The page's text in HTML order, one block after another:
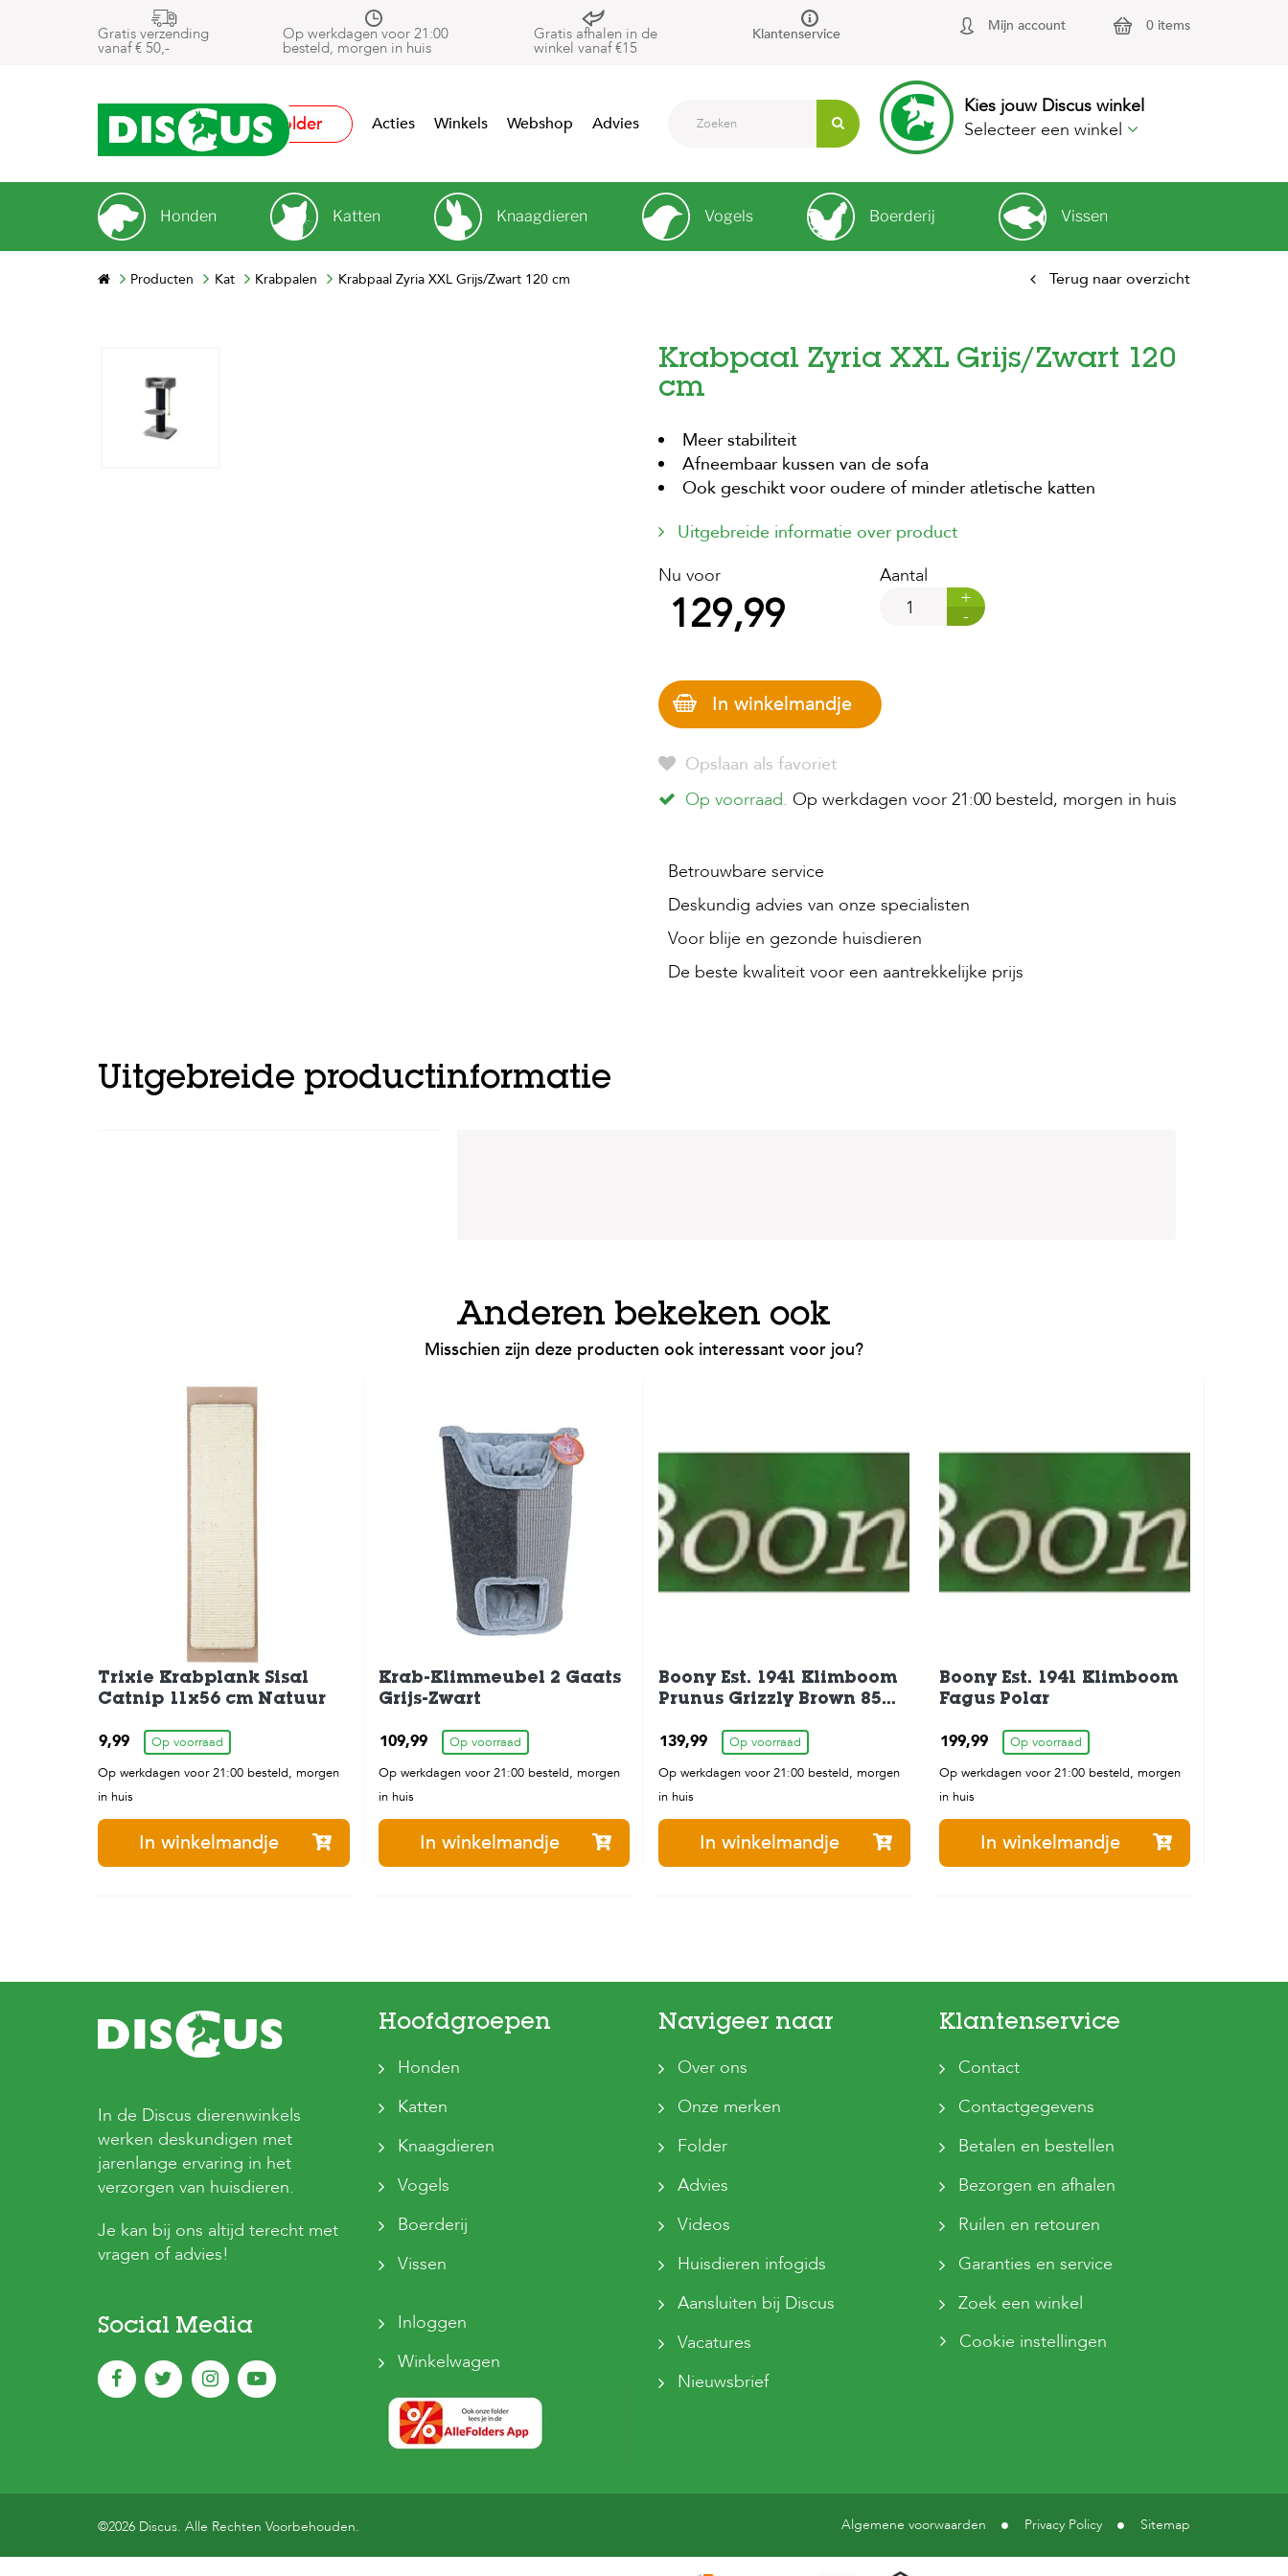
Gratis verzending
vanaf € 50,-
Op werkdagen voor 21:00
besteld, morgen in huis
Gratis afhalen in de
winkel vanaf €15
Klantenservice
Mijn account 0 items
Folder Acties Winkels Webshop Advies
Kies jouw Discus winkel
Selecteer een winkel
Honden Katten Knaagdieren Vogels Boerderij Vissen
Producten Kat Krabpalen Krabpaal Zyria XXL Grijs/Zwart 120 cm Terug naar overzicht
Krabpaal Zyria XXL Grijs/Zwart 120
cm
Meer stabiliteit
Afneembaar kussen van de sofa
Ook geschikt voor oudere of minder atletische katten
Uitgebreide informatie over product
Nu voor
129,99
Aantal
+
-
In winkelmandje
Opslaan als favoriet
Op voorraad. Op werkdagen voor 21:00 besteld, morgen in huis
Betrouwbare service
Deskundig advies van onze specialisten
Voor blije en gezonde huisdieren
De beste kwaliteit voor een aantrekkelijke prijs
Uitgebreide productinformatie
Anderen bekeken ook
Misschien zijn deze producten ook interessant voor jou?
Trixie Krabplank Sisal
Catnip 11x56 cm Natuur
9,99
Op voorraad
Op werkdagen voor 21:00 besteld, morgen
in huis
In winkelmandje
Krab-Klimmeubel 2 Gaats
Grijs-Zwart
109,99
Op voorraad
Op werkdagen voor 21:00 besteld, morgen
in huis
In winkelmandje
Boony Est. 1941 Klimboom
Prunus Grizzly Brown 85
139,99
Op voorraad
Op werkdagen voor 21:00 besteld, morgen
in huis
In winkelmandje
Boony Est. 1941 Klimboom
Fagus Polar
199,99
Op voorraad
Op werkdagen voor 21:00 besteld, morgen
in huis
In winkelmandje
In de Discus dierenwinkels
werken deskundigen met
jarenlange ervaring in het
verzorgen van huisdieren.
Je kan bij ons altijd terecht met
vragen of advies!
Social Media
Hoofdgroepen
Honden
Katten
Knaagdieren
Vogels
Boerderij
Vissen
Inloggen
Winkelwagen
Navigeer naar
Over ons
Onze merken
Folder
Advies
Videos
Huisdieren infogids
Aansluiten bij Discus
Vacatures
Nieuwsbrief
Klantenservice
Contact
Contactgegevens
Betalen en bestellen
Bezorgen en afhalen
Ruilen en retouren
Garanties en service
Zoek een winkel
Cookie instellingen
©2026 Discus. Alle Rechten Voorbehouden. Algemene voorwaarden Privacy Policy Sitemap